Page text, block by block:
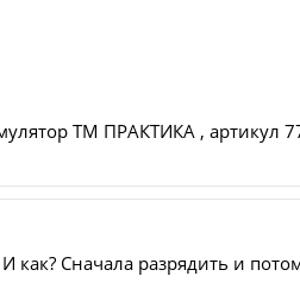
ТМ ПРАКТИКА , артикул
Сначала разрядить и